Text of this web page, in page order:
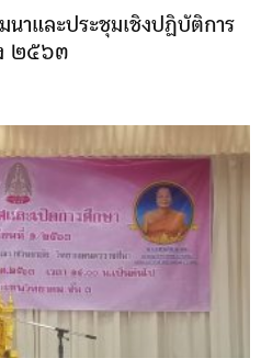
นาและประชุมเชิงปฏิบัติการ
๒๕๖๓